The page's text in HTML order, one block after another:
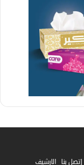
إتصل بنا الارشيف